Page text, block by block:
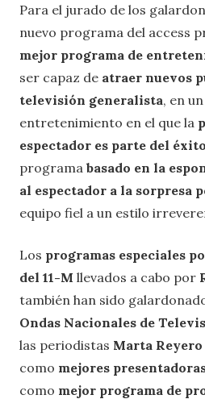
Para el jurado de los
nuevo programa del access
mejor programa de
ser capaz de atraer nuevos
televisión generalista, en
entretenimiento en el que la
espectador es parte del éxito
programa basado en la
al espectador a la sorpresa
equipo fiel a un estilo
Los programas especiales
del 11-M llevados a cabo por
también han sido
Ondas Nacionales de
las periodistas Marta
como mejores
como mejor programa de